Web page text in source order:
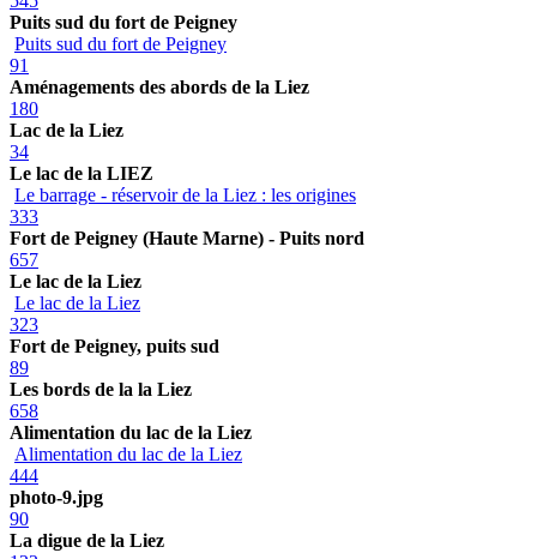
Puits sud du fort de Peigney
Puits sud du fort de Peigney
91
Aménagements des abords de la Liez
180
Lac de la Liez
34
Le lac de la LIEZ
Le barrage - réservoir de la Liez : les origines
333
Fort de Peigney (Haute Marne) - Puits nord
657
Le lac de la Liez
Le lac de la Liez
323
Fort de Peigney, puits sud
89
Les bords de la la Liez
658
Alimentation du lac de la Liez
Alimentation du lac de la Liez
444
photo-9.jpg
90
La digue de la Liez